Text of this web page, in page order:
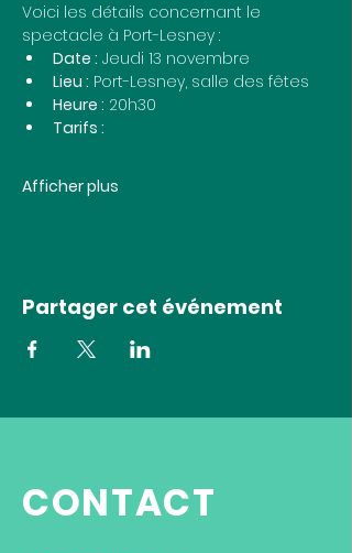
Voici les détails concernant le
spectacle à Port-Lesney :
Date : Jeudi 13 novembre
Lieu : Port-Lesney, salle des fêtes
Heure : 20h30
Tarifs :
Afficher plus
Partager cet événement
CONTACT